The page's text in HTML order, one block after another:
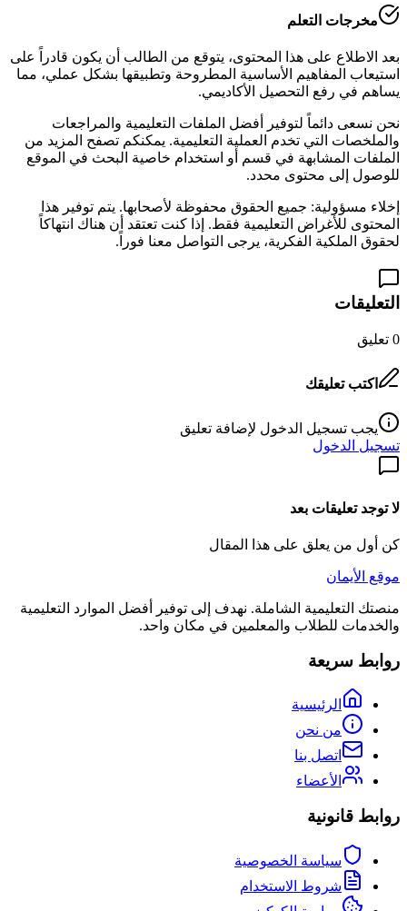
مخرجات التعلم
بعد الاطلاع على هذا المحتوى، يتوقع من الطالب أن يكون قادراً على
استيعاب المفاهيم الأساسية المطروحة وتطبيقها بشكل عملي، مما
يساهم في رفع التحصيل الأكاديمي.
نحن نسعى دائماً لتوفير أفضل الملفات التعليمية والمراجعات
والملخصات التي تخدم العملية التعليمية. يمكنكم تصفح المزيد من
الملفات المشابهة في قسم
أو استخدام خاصية البحث في الموقع
للوصول إلى محتوى محدد.
إخلاء مسؤولية: جميع الحقوق محفوظة لأصحابها. يتم توفير هذا
المحتوى للأغراض التعليمية فقط. إذا كنت تعتقد أن هناك انتهاكاً
لحقوق الملكية الفكرية، يرجى التواصل معنا فوراً.
التعليقات
0 تعليق
اكتب تعليقك
يجب تسجيل الدخول لإضافة تعليق
تسجيل الدخول
لا توجد تعليقات بعد
كن أول من يعلق على هذا المقال
موقع الأيمان
منصتك التعليمية الشاملة. نهدف إلى توفير أفضل الموارد التعليمية
والخدمات للطلاب والمعلمين في مكان واحد.
روابط سريعة
الرئيسية
من نحن
اتصل بنا
الأعضاء
روابط قانونية
سياسة الخصوصية
شروط الاستخدام